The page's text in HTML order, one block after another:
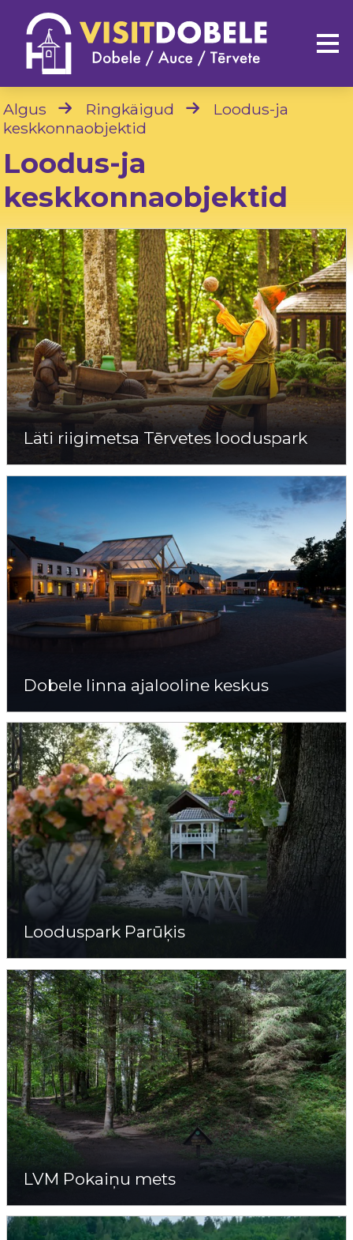
Algus Ringkäigud
Loodus-ja
keskkonnaobjektid
Loodus-ja
keskkonnaobjektid
Läti riigimetsa Tērvetes looduspark
Dobele linna ajalooline keskus
Looduspark Parūķis
LVM Pokaiņu mets